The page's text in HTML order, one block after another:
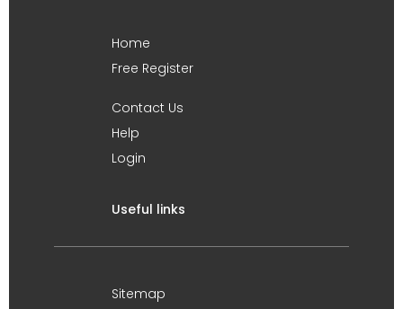
Home
Free Register
Contact Us
Help
Login
Useful links
Sitemap